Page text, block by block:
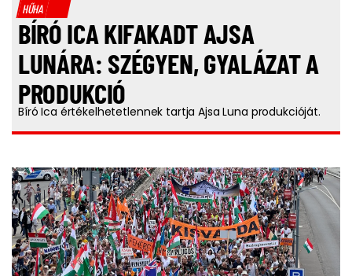
HŰHA
BÍRÓ ICA KIFAKADT AJSA
LUNÁRA: SZÉGYEN, GYALÁZAT A
PRODUKCIÓ
Bíró Ica értékelhetetlennek tartja Ajsa Luna produkcióját.